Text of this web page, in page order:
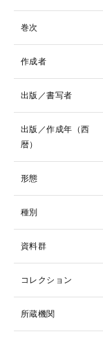
巻次
作成者
出版／書写者
出版／作成年（西
暦）
形態
種別
資料群
コレクション
所蔵機関